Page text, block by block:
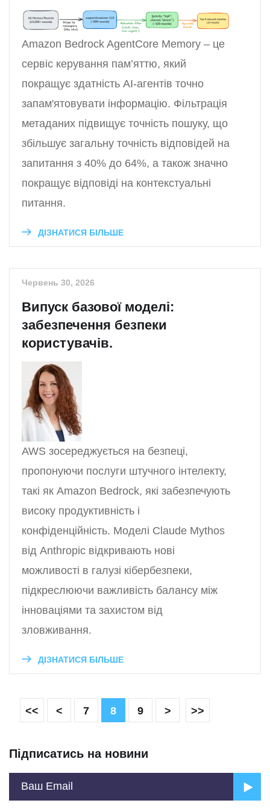
Amazon Bedrock AgentCore Memory – це
сервіс керування пам’яттю, який
покращує здатність AI-агентів точно
запам'ятовувати інформацію. Фільтрація
метаданих підвищує точність пошуку, що
збільшує загальну точність відповідей на
запитання з 40% до 64%, а також значно
покращує відповіді на контекстуальні
питання.
ДІЗНАТИСЯ БІЛЬШЕ
Червень 30, 2026
Випуск базової моделі:
забезпечення безпеки
користувачів.
AWS зосереджується на безпеці,
пропонуючи послуги штучного інтелекту,
такі як Amazon Bedrock, які забезпечують
високу продуктивність і
конфіденційність. Моделі Claude Mythos
від Anthropic відкривають нові
можливості в галузі кібербезпеки,
підкреслюючи важливість балансу між
інноваціями та захистом від
зловживання.
ДІЗНАТИСЯ БІЛЬШЕ
<< < 7 8 9 > >>
Підписатись на новини